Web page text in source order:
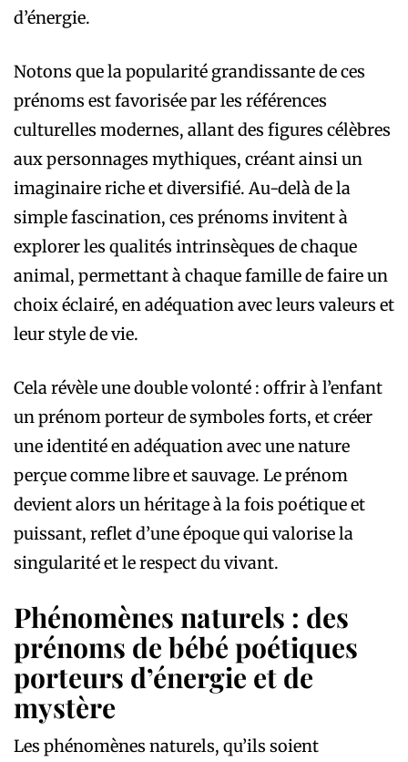
d’énergie.
Notons que la popularité grandissante de ces
prénoms est favorisée par les références
culturelles modernes, allant des figures célèbres
aux personnages mythiques, créant ainsi un
imaginaire riche et diversifié. Au-delà de la
simple fascination, ces prénoms invitent à
explorer les qualités intrinsèques de chaque
animal, permettant à chaque famille de faire un
choix éclairé, en adéquation avec leurs valeurs et
leur style de vie.
Cela révèle une double volonté : offrir à l’enfant
un prénom porteur de symboles forts, et créer
une identité en adéquation avec une nature
perçue comme libre et sauvage. Le prénom
devient alors un héritage à la fois poétique et
puissant, reflet d’une époque qui valorise la
singularité et le respect du vivant.
Phénomènes naturels : des
prénoms de bébé poétiques
porteurs d’énergie et de
mystère
Les phénomènes naturels, qu’ils soient